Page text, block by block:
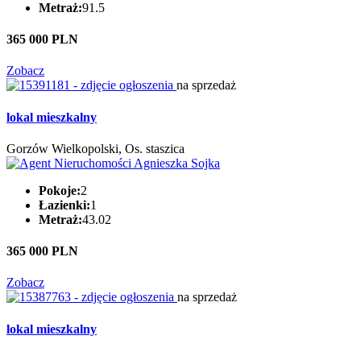
Metraż:91.5
365 000 PLN
Zobacz
na sprzedaż
lokal mieszkalny
Gorzów Wielkopolski, Os. staszica
Pokoje:2
Łazienki:1
Metraż:43.02
365 000 PLN
Zobacz
na sprzedaż
lokal mieszkalny